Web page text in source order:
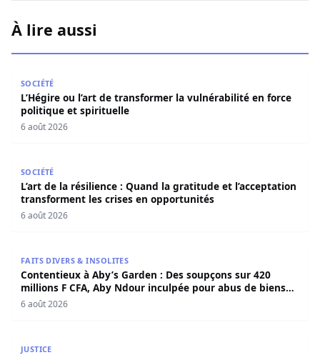
À lire aussi
SOCIÉTÉ
L’Hégire ou l’art de transformer la vulnérabilité en force
politique et spirituelle
6 août 2026
SOCIÉTÉ
L’art de la résilience : Quand la gratitude et l’acceptation
transforment les crises en opportunités
6 août 2026
FAITS DIVERS & INSOLITES
Contentieux à Aby’s Garden : Des soupçons sur 420
millions F CFA, Aby Ndour inculpée pour abus de biens
sociaux
6 août 2026
JUSTICE